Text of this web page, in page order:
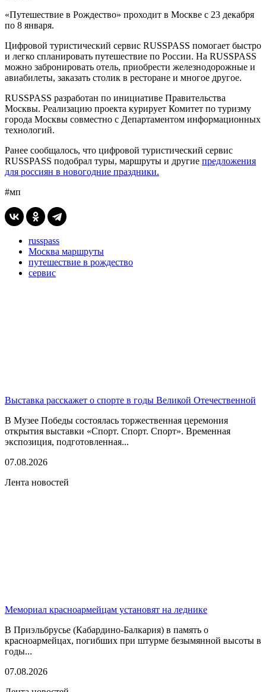
«Путешествие в Рождество» проходит в Москве с 23 декабря
по 8 января.
Цифровой туристический сервис RUSSPASS помогает быстро
и легко спланировать путешествие по России. На RUSSPASS
можно забронировать отель, приобрести железнодорожные и
авиабилеты, заказать столик в ресторане и многое другое.
RUSSPASS разработан по инициативе Правительства
Москвы. Реализацию проекта курирует Комитет по туризму
города Москвы совместно с Департаментом информационных
технологий.
Ранее сообщалось, что цифровой туристический сервис
RUSSPASS подобрал туры, маршруты и другие предложения
для россиян в новогодние праздники.
#мп
russpass
Москва маршруты
путешествие в рождество
сервис
Выставка расскажет о спорте в годы Великой Отечественной
В Музее Победы состоялась торжественная церемония
открытия выставки «Спорт. Спорт. Спорт». Временная
экспозиция, подготовленная...
07.08.2026
Лента новостей
Мемориал красноармейцам установят на леднике
В Приэльбрусье (Кабардино-Балкария) в память о
красноармейцах, погибших при штурме безымянной высоты в
годы...
07.08.2026